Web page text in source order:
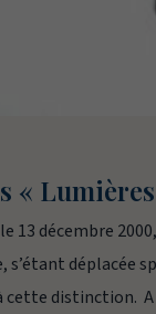
«
le 13 décembre
s’étant déplacée
cette distinction.